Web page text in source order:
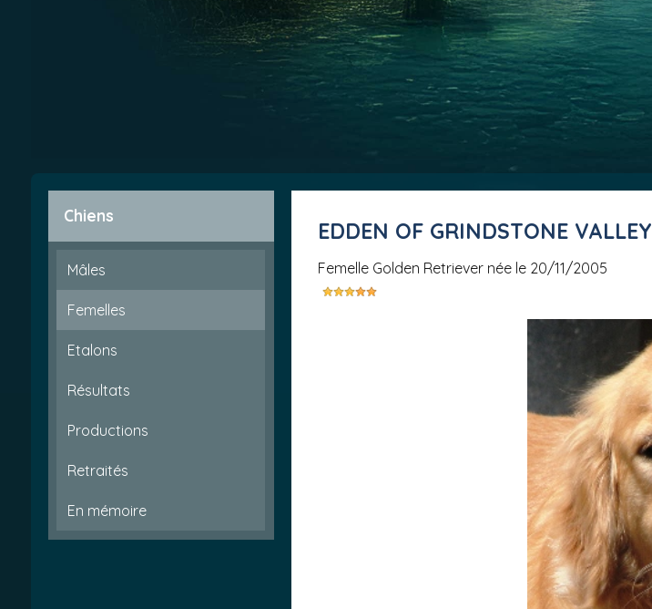
Chiens
Mâles
Femelles
Etalons
Résultats
Productions
Retraités
En mémoire
EDDEN OF GRINDSTONE VALLEY
femelle Golden Retriever née le 20/11/2005